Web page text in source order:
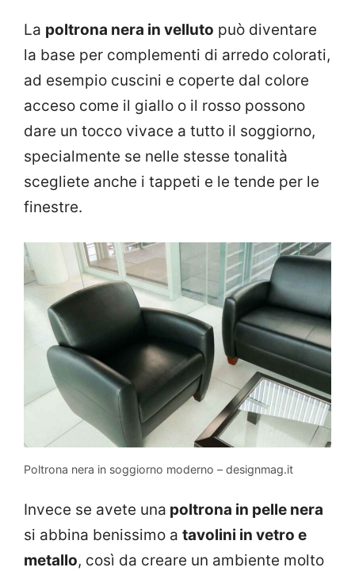
La poltrona nera in velluto può diventare
la base per complementi di arredo colorati,
ad esempio cuscini e coperte dal colore
acceso come il giallo o il rosso possono
dare un tocco vivace a tutto il soggiorno,
specialmente se nelle stesse tonalità
scegliete anche i tappeti e le tende per le
finestre.
Poltrona nera in soggiorno moderno – designmag.it
Invece se avete una poltrona in pelle nera
si abbina benissimo a tavolini in vetro e
metallo, così da creare un ambiente molto